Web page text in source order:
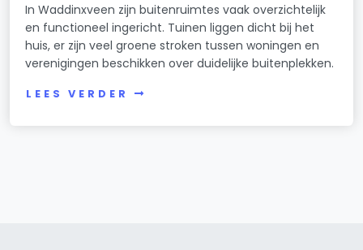
In Waddinxveen zijn buitenruimtes vaak overzichtelijk
en functioneel ingericht. Tuinen liggen dicht bij het
huis, er zijn veel groene stroken tussen woningen en
verenigingen beschikken over duidelijke buitenplekken.
LEES VERDER